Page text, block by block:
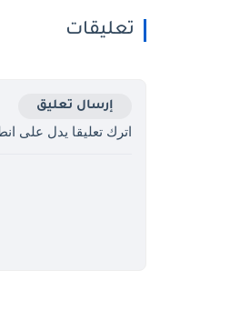
تعليقات
إرسال تعليق
اترك تعليقا يدل على